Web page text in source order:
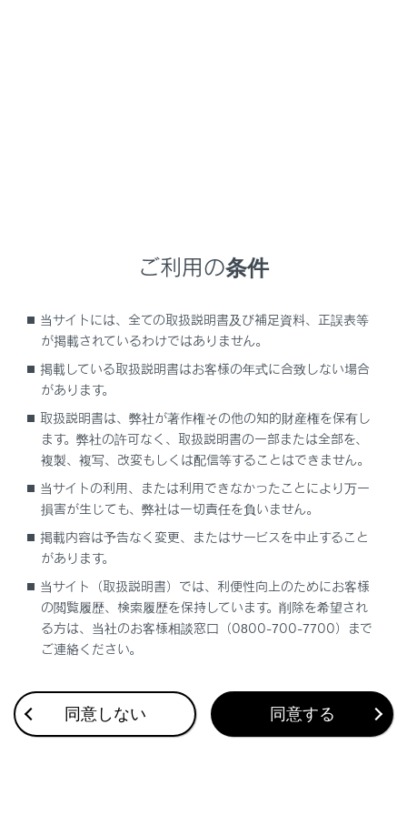
ネットフックを使う
デッキボード
トノカバーを収納する
エアコンの使い方
室内の快適性をさらに向上させるための装備
室内灯の使い方
このページは役に立ちましたか？
ご利用の条件
当サイトには、全ての取扱説明書及び補足資料、正誤表等
が掲載されているわけではありません。
掲載している取扱説明書はお客様の年式に合致しない場合
があります。
取扱説明書は、弊社が著作権その他の知的財産権を保有し
ます。弊社の許可なく、取扱説明書の一部または全部を、
複製、複写、改変もしくは配信等することはできません。
当サイトの利用、または利用できなかったことにより万一
損害が生じても、弊社は一切責任を負いません。
掲載内容は予告なく変更、またはサービスを中止すること
があります。
当サイト（取扱説明書）では、利便性向上のためにお客様
の閲覧履歴、検索履歴を保持しています。削除を希望され
る方は、当社のお客様相談窓口（0800-700-7700）まで
ご連絡ください。
同意しない 同意する